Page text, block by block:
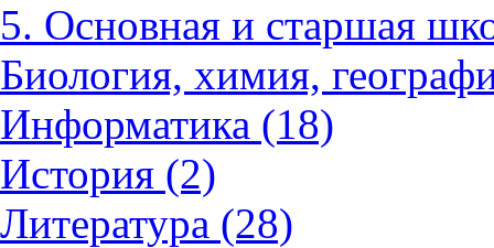
5. Основная и старшая
Биология, химия,
Информатика (18)
История (2)
Литература (28)